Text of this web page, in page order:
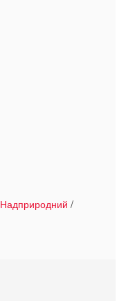
Надприродний /